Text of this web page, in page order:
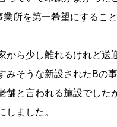
所を第一希望にすること
から少し離れるけれど送
みそうな新設されたBの
舗と言われる施設でし
しました。